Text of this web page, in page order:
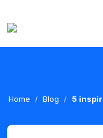
Home Blog 5